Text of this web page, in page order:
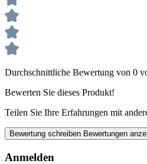
Durchschnittliche Bewertung von 0
Bewerten Sie dieses Produkt!
Teilen Sie Ihre Erfahrungen mit
Bewertung schreiben Bewertungen
Anmelden